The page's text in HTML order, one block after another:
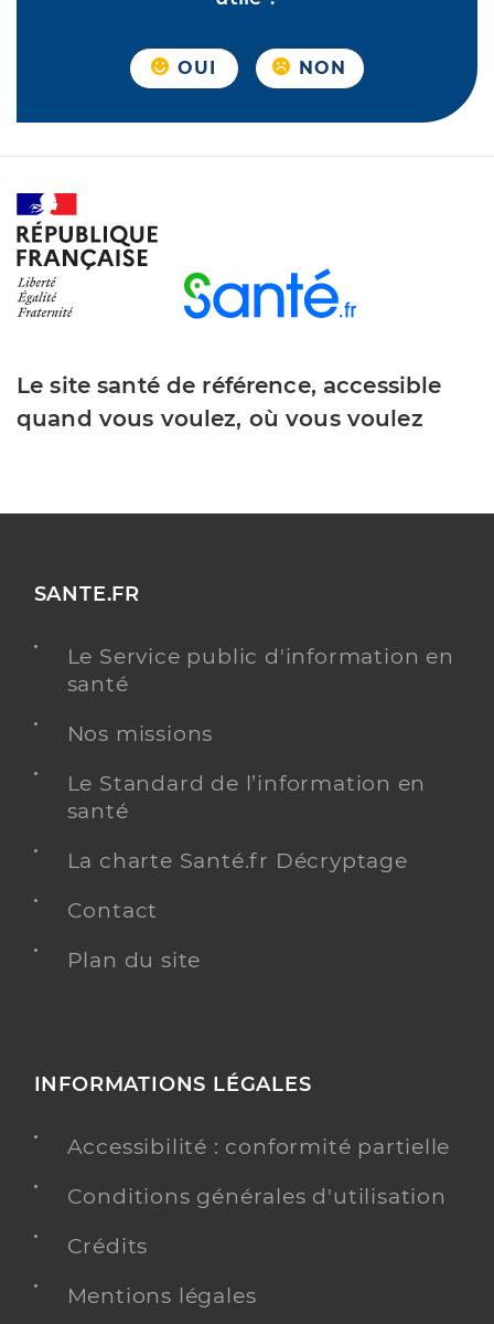
OUI NON
Le site santé de référence, accessible
quand vous voulez, où vous voulez
SANTE.FR
Le Service public d'information en
santé
Nos missions
Le Standard de l’information en
santé
La charte Santé.fr Décryptage
Contact
Plan du site
INFORMATIONS LÉGALES
Accessibilité : conformité partielle
Conditions générales d'utilisation
Crédits
Mentions légales